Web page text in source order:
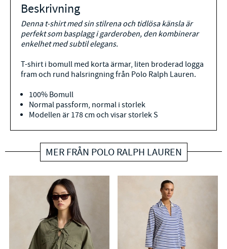
Beskrivning
Denna t-shirt med sin stilrena och tidlösa känsla är
perfekt som basplagg i garderoben, den kombinerar
enkelhet med subtil elegans.
T-shirt i bomull med korta ärmar, liten broderad logga
fram och rund halsringning från Polo Ralph Lauren.
100% Bomull
Normal passform, normal i storlek
Modellen är 178 cm och visar storlek S
MER FRÅN POLO RALPH LAUREN